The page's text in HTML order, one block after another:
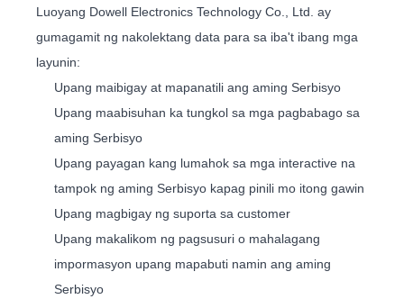
Luoyang Dowell Electronics Technology Co., Ltd. ay
gumagamit ng nakolektang data para sa iba't ibang mga
layunin:
Upang maibigay at mapanatili ang aming Serbisyo
Upang maabisuhan ka tungkol sa mga pagbabago sa
aming Serbisyo
Upang payagan kang lumahok sa mga interactive na
tampok ng aming Serbisyo kapag pinili mo itong gawin
Upang magbigay ng suporta sa customer
Upang makalikom ng pagsusuri o mahalagang
impormasyon upang mapabuti namin ang aming
Serbisyo